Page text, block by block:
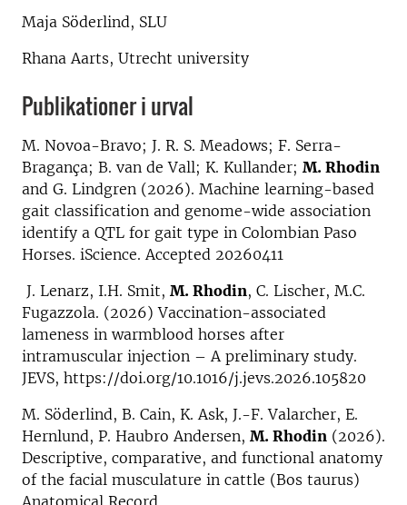
Maja Söderlind, SLU
Rhana Aarts, Utrecht university
Publikationer i urval
M. Novoa-Bravo; J. R. S. Meadows; F. Serra-
Bragança; B. van de Vall; K. Kullander; M. Rhodin
and G. Lindgren (2026). Machine learning-based
gait classification and genome-wide association
identify a QTL for gait type in Colombian Paso
Horses. iScience. Accepted 20260411
J. Lenarz, I.H. Smit, M. Rhodin, C. Lischer, M.C.
Fugazzola. (2026) Vaccination-associated
lameness in warmblood horses after
intramuscular injection – A preliminary study.
JEVS, https://doi.org/10.1016/j.jevs.2026.105820
M. Söderlind, B. Cain, K. Ask, J.-F. Valarcher, E.
Hernlund, P. Haubro Andersen, M. Rhodin (2026).
Descriptive, comparative, and functional anatomy
of the facial musculature in cattle (Bos taurus)
Anatomical Record.